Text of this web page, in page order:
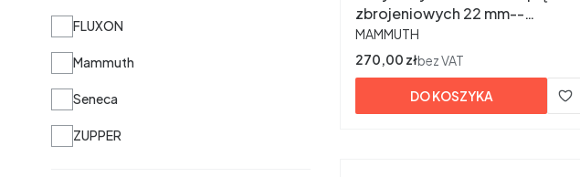
MarkaFLUXON
Mammuth
Seneca
ZUPPER
zbrojeniowych 22 mm--
powystawowe!!--CPC22A
PRODUCENT
MAMMUTH
Cena
270,00 złbez VAT
DO KOSZYKA